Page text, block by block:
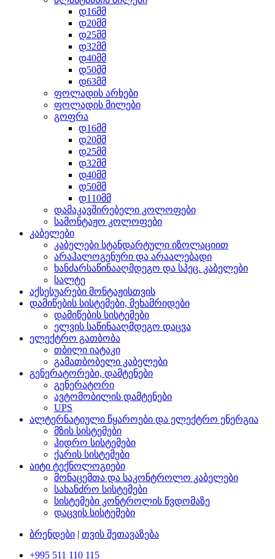
დ16მმ
დ20მმ
დ25მმ
დ32მმ
დ40მმ
დ50მმ
დ63მმ
ფოლადის არხები
ფოლადის მილები
გოფრა
დ16მმ
დ20მმ
დ25მმ
დ32მმ
დ40მმ
დ50მმ
დ110მმ
დამაკავშირებელი კოლოფები
სამონტაჟო კოლოფები
კაბელები
კაბელები სტანდარტული იზოლაციით
არაჰალოგენური და არაალებადი
ხანძარსაწინააღმდეგო და სპეც. კაბელები
სალტე
აქსესუარები მონტაჟისთვის
დამიწების სისტემები, მეხამრიდები
დამიწების სისტემები
ელვის საწინააღმდეგო დაცვა
ელექტრო გათბობა
თბილი იატაკი
გამათბობელი კაბელები
გენერატორები, დამტენები
გენერატორი
ავტომობილის დამტენები
UPS
ალტერნატიული წყაროები და ელექტრო ენერგია
მზის სისტემები
ჰიდრო სისტემები
ქარის სისტემები
აიტი ტექნოლოგიები
მონაცემთა და საკონტროლო კაბელები
სახანძრო სისტემები
სისტემები კონტროლის წვდომაზე
დაცვის სისტემები
ბრენდები | თვის შეთავაზება
+995 511 110 115